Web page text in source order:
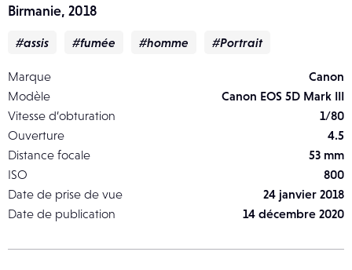
Birmanie, 2018
#assis #fumée #homme #Portrait
Marque
Canon
Modèle
Canon EOS 5D Mark III
Vitesse d’obturation
1/80
Ouverture
4.5
Distance focale
53 mm
ISO
800
Date de prise de vue
24 janvier 2018
Date de publication
14 décembre 2020